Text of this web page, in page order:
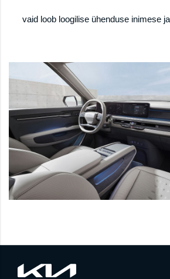
vaid loob loogilise ühenduse inimese